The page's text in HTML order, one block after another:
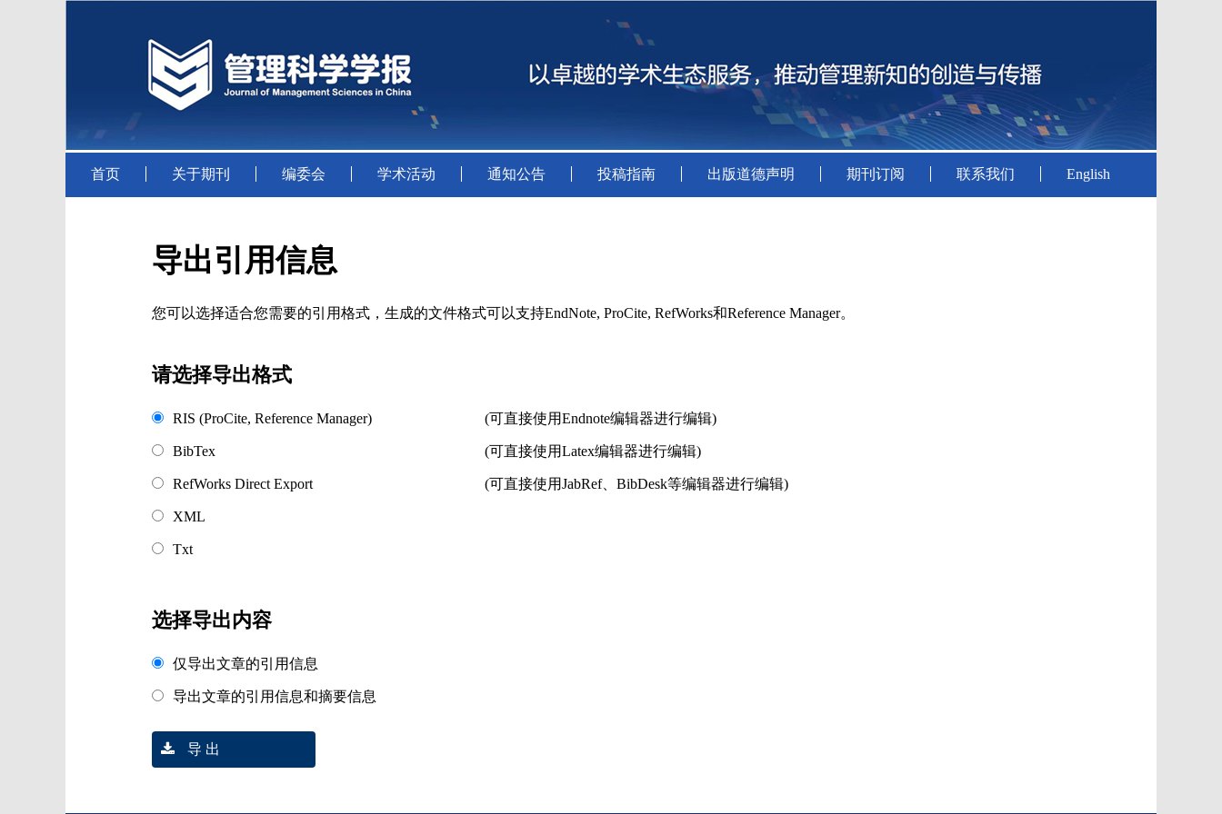
首页 关于期刊 编委会 学术活动 通知公告 投稿指南 出版道德声明 期刊订阅 联系我们 English
导出引用信息
您可以选择适合您需要的引用格式，生成的文件格式可以支持EndNote, ProCite, RefWorks和Reference Manager。
请选择导出格式
RIS (ProCite, Reference Manager) (可直接使用Endnote编辑器进行编辑)
BibTex (可直接使用Latex编辑器进行编辑)
RefWorks Direct Export (可直接使用JabRef、BibDesk等编辑器进行编辑)
XML
Txt
选择导出内容
仅导出文章的引用信息
导出文章的引用信息和摘要信息
导 出